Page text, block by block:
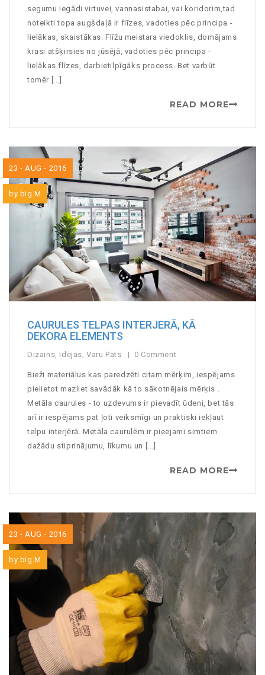
segumu iegādi virtuvei, vannasistabai, vai koridorim,tad
noteikti topa augšdaļā ir flīzes, vadoties pēc principa -
lielākas, skaistākas. Flīžu meistara viedoklis, domājams
krasi atšķirsies no jūsējā, vadoties pēc principa -
lielākas flīzes, darbietilpīgāks process. Bet varbūt
tomēr [...]
READ MORE
23 - AUG - 2016
by big.M
CAURULES TELPAS INTERJERĀ, KĀ
DEKORA ELEMENTS
Dizains Idejas ,Varu Pats 0 Comment
Bieži materiālus kas paredzēti citam mērķim, iespējams
pielietot mazliet savādāk kā to sākotnējais mērķis .
Metāla caurules - to uzdevums ir pievadīt ūdeni, bet tās
arī ir iespējams pat ļoti veiksmīgi un praktiski iekļaut
telpu interjērā. Metāla caurulēm ir pieejami simtiem
dažādu stiprinājumu, līkumu un [...]
READ MORE
23 - AUG - 2016
by big.M